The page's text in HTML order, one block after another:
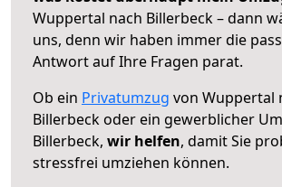
Wuppertal nach Billerbeck – dann
uns, denn wir haben immer die
Antwort auf Ihre Fragen parat.
Ob ein Privatumzug von Wuppertal
Billerbeck oder ein gewerblicher
Billerbeck, wir helfen, damit Sie
stressfrei umziehen können.